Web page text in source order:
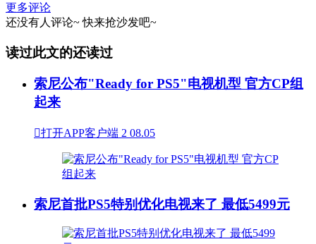
更多评论
还没有人评论~ 快来抢沙发吧~
读过此文的还读过
索尼公布"Ready for PS5"电视机型 官方CP组
起来
打开APP客户端 2 08.05
索尼首批PS5特别优化电视来了 最低5499元